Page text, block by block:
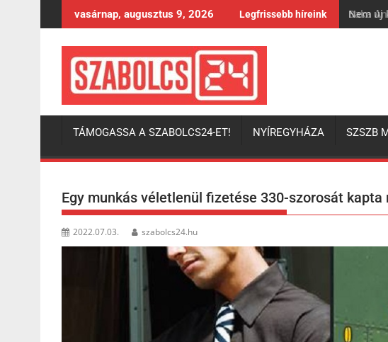
to
vasárnap, augusztus 9, 2026 Legfrissebb híreink Nem új
TÁMOGASSA A SZABOLCS24-ET! NYÍREGYHÁZA SZSZB
Egy munkás véletlenül fizetése 330-szorosát
2022.07.03. szabolcs24.hu